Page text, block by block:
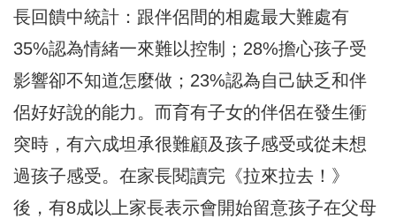
長回饋中統計：跟伴侶間的相處最大難處有
35%認為情緒一來難以控制；28%擔心孩子受
影響卻不知道怎麼做；23%認為自己缺乏和伴
侶好好說的能力。而育有子女的伴侶在發生衝
突時，有六成坦承很難顧及孩子感受或從未想
過孩子感受。在家長閱讀完《拉來拉去！》
後，有8成以上家長表示會開始留意孩子在父母